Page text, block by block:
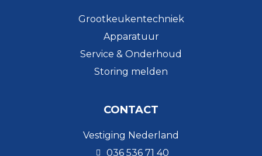
Grootkeukentechniek
Apparatuur
Service & Onderhoud
Storing melden
CONTACT
Vestiging Nederland
036 536 71 40